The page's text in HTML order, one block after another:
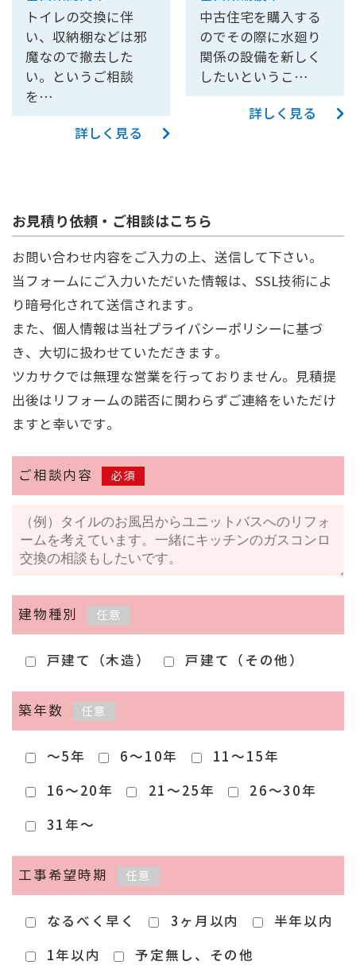
トイレの交換に伴
い、収納棚などは邪
魔なので撤去した
い。というご相談
を…
詳しく見る
中古住宅を購入する
のでその際に水廻り
関係の設備を新しく
したいというこ…
詳しく見る
お見積り依頼・ご相談はこちら
お問い合わせ内容をご入力の上、送信して下さい。
当フォームにご入力いただいた情報は、SSL技術によ
り暗号化されて送信されます。
また、個人情報は当社プライバシーポリシーに基づ
き、大切に扱わせていただきます。
ツカサクでは無理な営業を行っておりません。見積提
出後はリフォームの諾否に関わらずご連絡をいただけ
ますと幸いです。
ご相談内容 必須
建物種別 任意
戸建て（木造） 戸建て（その他）
築年数 任意
～5年 6～10年
11～15年
16～20年
21～25年
26～30年
31年～
工事希望時期 任意
なるべく早く 3ヶ月以内
半年以内
1年以内
予定無し、その他